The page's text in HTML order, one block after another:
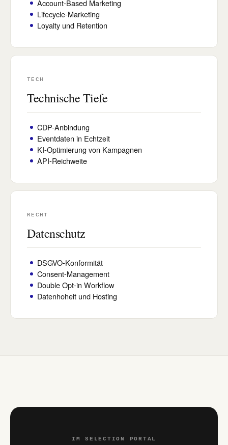
Account-Based Marketing
Lifecycle-Marketing
Loyalty und Retention
TECH
Technische Tiefe
CDP-Anbindung
Eventdaten in Echtzeit
KI-Optimierung von Kampagnen
API-Reichweite
RECHT
Datenschutz
DSGVO-Konformität
Consent-Management
Double Opt-in Workflow
Datenhoheit und Hosting
IM SELECTION PORTAL